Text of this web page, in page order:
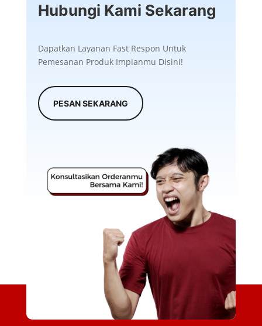
Hubungi Kami Sekarang
Dapatkan Layanan Fast Respon Untuk
Pemesanan Produk Impianmu Disini!
PESAN SEKARANG